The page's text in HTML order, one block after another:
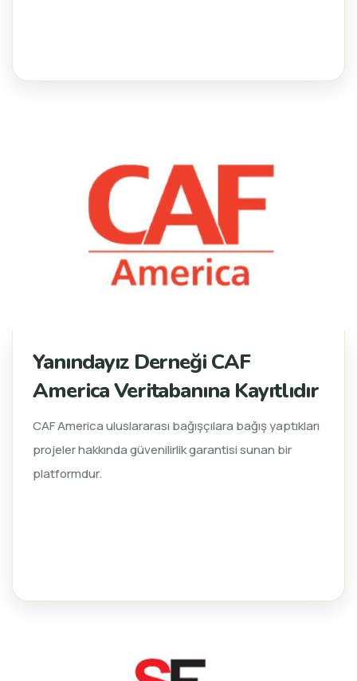
Yanındayız Derneği CAF
America Veritabanına Kayıtlıdır
CAF America uluslararası bağışçılara bağış yaptıkları
projeler hakkında güvenilirlik garantisi sunan bir
platformdur.